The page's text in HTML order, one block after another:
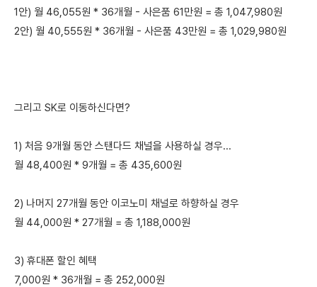
1안) 월 46,055원 * 36개월 - 사은품 61만원 = 총 1,047,980원
2안) 월 40,555원 * 36개월 - 사은품 43만원 = 총 1,029,980원
그리고 SK로 이동하신다면?
1) 처음 9개월 동안 스탠다드 채널을 사용하실 경우...
월 48,400원 * 9개월 = 총 435,600원
2) 나머지 27개월 동안 이코노미 채널로 하향하실 경우
월 44,000원 * 27개월 = 총 1,188,000원
3) 휴대폰 할인 혜택
7,000원 * 36개월 = 총 252,000원